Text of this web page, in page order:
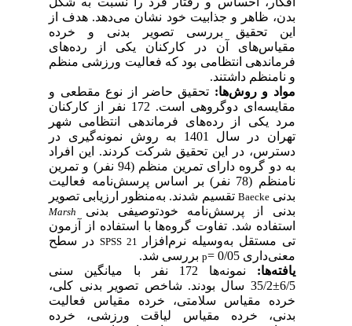
بدن، ظاهر و جذابیت خود نشان می‌دهد. هدف از
این تحقیق بررسی تصویر بدنی و خرده
مقیاس‌های آن در کارکنان یکی از رده‌های
فرماندهی انتظامی بود که فعالیت ورزشی منظم
و نامنظم داشتند.
مواد وروش‌ها: تحقیق حاضر از نوع مقطعی و
مقایسه‌ای دوگروهی است. 172 نفر از کارکنان
مرد یکی از رده‌های فرماندهی انتظامی شهر
تهران در سال 1401 به روش نمونه‌گیری در
دسترس، در این تحقیق شرکت کردند. این افراد
به دو گروه دارای تمرین منظم (94 نفر) و تمرین
نامنظم (78 نفر) بر اساس پرسش‌نامه فعالیت
بدنی Baeckeتقسیم شدند. به‌منظور ارزیابی تصویر
بدنی از
پرسشنامه خودتوصیفی بدنی Marsh
استفاده شد.تفاوت گروه‌ها با استفاده از آزمون
تی مستقل به‌وسیله نرم‌افزار SPSS 21در سطح
معنی‌داری 0/05 =
pبررسی شد.
یافته‌ها:
نمونه‌ها 172 نفر با میانگین سنی
6/5±35/2 سال بودند.
شاخص تصویر بدنی کلی،
خرده مقیاس سلامتی، خرده مقیاس فعالیت
بدنی، خرده مقیاس لیاقت ورزشی، خرده